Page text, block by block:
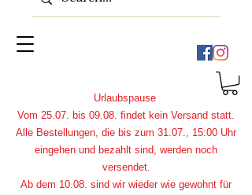
Urlaubspause
Vom 25.07. bis 09.08. findet kein Versand statt.
Alle Bestellungen, die bis zum 31.07., 15:00 Uhr
eingehen und bezahlt sind, werden noch
versendet.
Ab dem 10.08. sind wir wieder wie gewohnt für